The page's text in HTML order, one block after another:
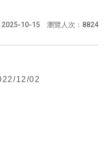
2025-10-15 瀏覽人次：8824
12/02